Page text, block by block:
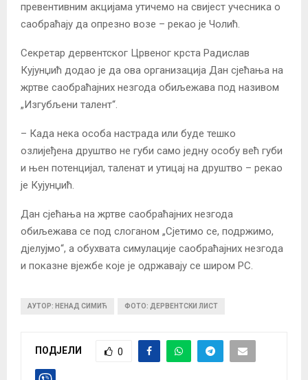
превентивним акцијама утичемо на свијест учесника о
саобраћају да опрезно возе – рекао је Чолић.
Секретар дервентског Црвеног крста Радислав
Кујунџић додао је да ова организација Дан сјећања на
жртве саобраћајних незгода обиљежава под називом
„Изгубљени талент“.
– Када нека особа настрада или буде тешко
озлијеђена друштво не губи само једну особу већ губи
и њен потенцијал, таленат и утицај на друштво – рекао
је Кујунџић.
Дан сјећања на жртве саобраћајних незгода
обиљежава се под слоганом „Сјетимо се, подржимо,
дјелујмо“, а обухвата симулације саобраћајних незгода
и показне вјежбе које је одржавају се широм РС.
АУТОР: НЕНАД СИМИЋ ФОТО: ДЕРВЕНТСКИ ЛИСТ
ПОДЈЕЛИ 0